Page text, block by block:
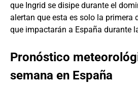
que Ingrid se disipe durante el
alertan que esta es solo la primera
que impactarán a España durante
Pronóstico
semana en España